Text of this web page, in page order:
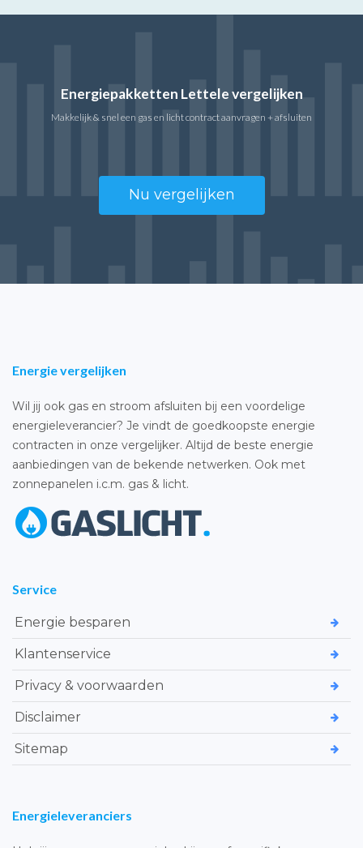
Energiepakketten Lettele vergelijken
Makkelijk & snel een gas en licht contract aanvragen + afsluiten
Nu vergelijken
Energie vergelijken
Wil jij ook gas en stroom afsluiten bij een voordelige
energieleverancier? Je vindt de goedkoopste energie
contracten in onze vergelijker. Altijd de beste energie
aanbiedingen van de bekende netwerken. Ook met
zonnepanelen i.c.m. gas & licht.
Service
Energie besparen
Klantenservice
Privacy & voorwaarden
Disclaimer
Sitemap
Energieleveranciers